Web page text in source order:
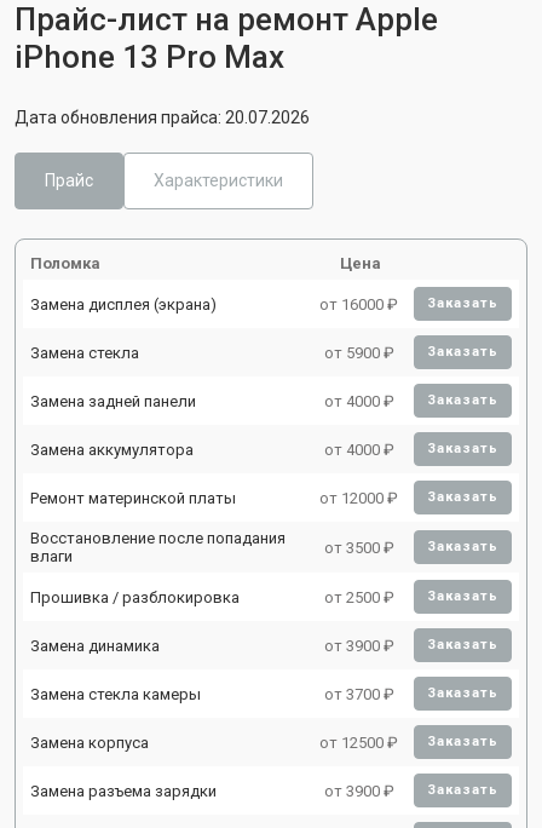
Прайс-лист на ремонт Apple
iPhone 13 Pro Max
Дата обновления прайса: 20.07.2026
Прайс Характеристики
Поломка Цена
Замена дисплея (экрана) от 16000 ₽ Заказать
Замена стекла от 5900 ₽ Заказать
Замена задней панели от 4000 ₽ Заказать
Замена аккумулятора от 4000 ₽ Заказать
Ремонт материнской платы от 12000 ₽ Заказать
Восстановление после попадания
влаги
от 3500 ₽ Заказать
Прошивка / разблокировка от 2500 ₽ Заказать
Замена динамика от 3900 ₽ Заказать
Замена стекла камеры от 3700 ₽ Заказать
Замена корпуса от 12500 ₽ Заказать
Замена разъема зарядки от 3900 ₽ Заказать